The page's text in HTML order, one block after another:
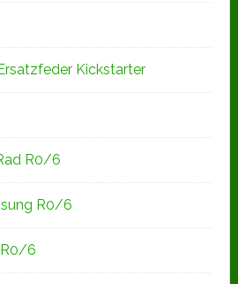
Kickstarter
R0/6
R0/6
R0/6